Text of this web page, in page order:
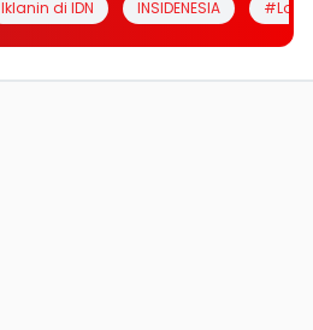
Iklanin di IDN INSIDENESIA